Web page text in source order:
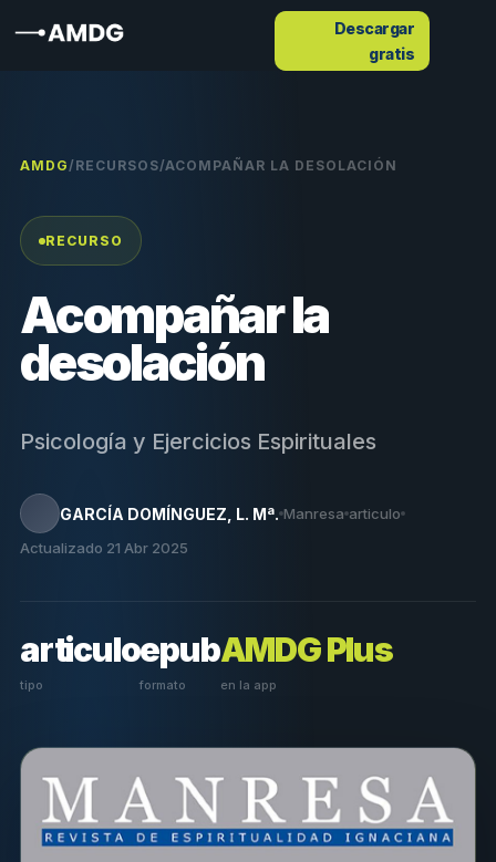
Descargar
gratis
AMDG/RECURSOS/ACOMPAÑAR LA DESOLACIÓN
RECURSO
Acompañar la
desolación
Psicología y Ejercicios Espirituales
GARCÍA DOMÍNGUEZ, L. Mª. Manresa articulo
Actualizado 21 Abr 2025
articulo
tipo
epub
formato
AMDG Plus
en la app